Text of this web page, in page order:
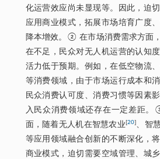
化运营效应尚未显现等。因此，迫
应用商业模式，拓展市场培育广度
降本增效。② 在市场消费需求方面
在不足，民众对无人机运营的认知
活力低于预期。例如，在低空物流
等消费领域，由于市场运行成本和
民众消费认可度、消费习惯等因素
入民众消费领域还存在一定差距
面，随着无人机在智慧农业[20]、智
等应用领域融合创新的不断深化，
商业模式，迫切需要空域管理、城